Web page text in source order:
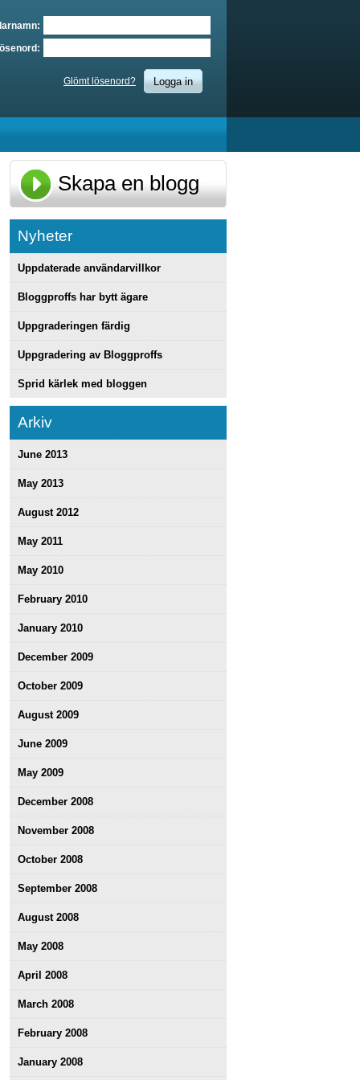
Logga in
Glömt lösenord?
Skapa en blogg
Nyheter
Uppdaterade användarvillkor
Bloggproffs har bytt ägare
Uppgraderingen färdig
Uppgradering av Bloggproffs
Sprid kärlek med bloggen
Arkiv
June 2013
May 2013
August 2012
May 2011
May 2010
February 2010
January 2010
December 2009
October 2009
August 2009
June 2009
May 2009
December 2008
November 2008
October 2008
September 2008
August 2008
May 2008
April 2008
March 2008
February 2008
January 2008